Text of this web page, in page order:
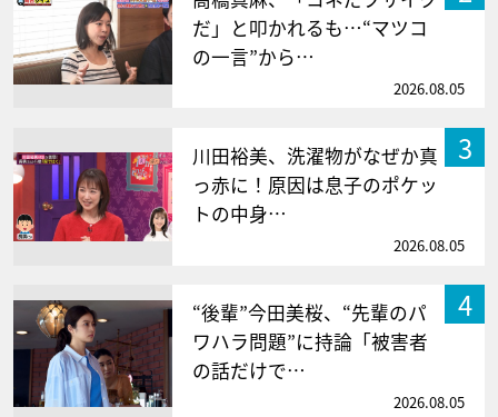
だ」と叩かれるも…“マツコ
の一言”から…
2026.08.05
3
川田裕美、洗濯物がなぜか真
っ赤に！原因は息子のポケッ
トの中身…
2026.08.05
4
“後輩”今田美桜、“先輩のパ
ワハラ問題”に持論「被害者
の話だけで…
2026.08.05